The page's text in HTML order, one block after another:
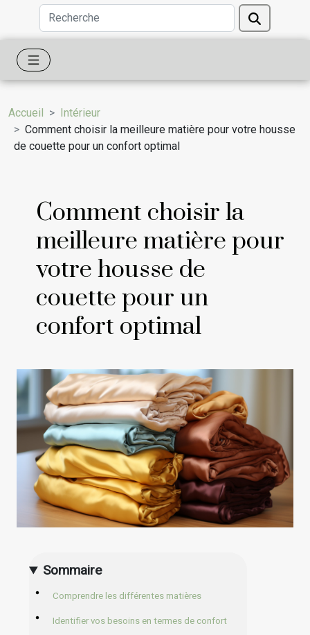
Accueil
Intérieur
Comment choisir la meilleure matière pour votre housse
de couette pour un confort optimal
Comment choisir la
meilleure matière pour
votre housse de
couette pour un
confort optimal
Sommaire
Comprendre les différentes matières
Identifier vos besoins en termes de confort